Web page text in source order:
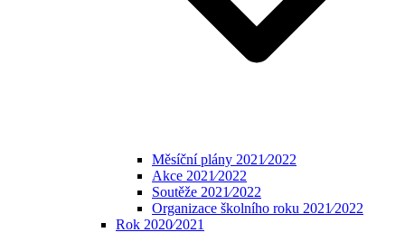
Měsíční plány 2021⁄2022
Akce 2021⁄2022
Soutěže 2021⁄2022
Organizace školního roku 2021⁄2022
Rok 2020⁄2021